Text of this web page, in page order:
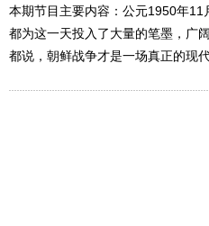
本期节目主要内容：公元1950年
都为这一天投入了大量的笔墨，广
都说，朝鲜战争才是一场真正的现